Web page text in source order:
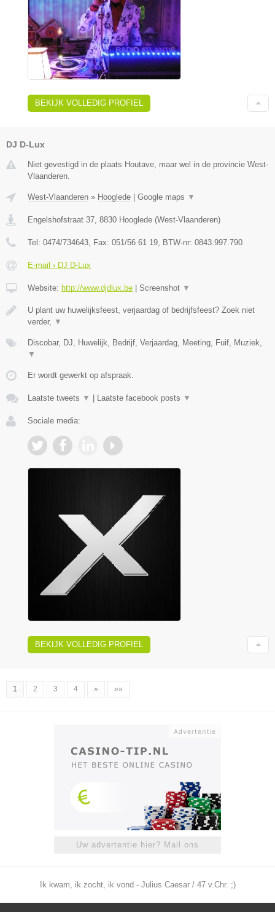
BEKIJK VOLLEDIG PROFIEL
DJ D-Lux
Niet gevestigd in de plaats Houtave, maar wel in de provincie West-
Vlaanderen.
West-Vlaanderen » Hooglede | Google maps ▼
Engelshofstraat 37 8830 Hooglede (West-Vlaanderen)
Tel: 0474/734643 , Fax: 051/56 61 19 , BTW-nr: 0843.997.790
E-mail › DJ D-Lux
Website: http://www.djdlux.be | Screenshot ▼
U plant uw huwelijksfeest, verjaardag of bedrijfsfeest? Zoek niet
verder,
▼
Discobar, DJ, Huwelijk, Bedrijf, Verjaardag, Meeting, Fuif, Muziek,
▼
Er wordt gewerkt op afspraak.
Laatste tweets ▼ | Laatste facebook posts ▼
Sociale media:
BEKIJK VOLLEDIG PROFIEL
1 2 3 4 » »»
Uw advertentie hier? Mail ons
Ik kwam, ik zocht, ik vond - Julius Caesar / 47 v.Chr. ;)